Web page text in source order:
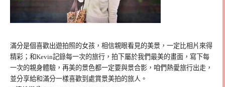
滿分是個喜歡出遊拍照的女孩，相信親眼看見的美景，一定比相片來得
精彩；和Kevin記錄每一次的旅行，拍下屬於我們最美的畫面，寫下每
一次的親身體驗，再美的景色都一定要與景合影，咱們熱愛旅行出走，
並分享給和滿分一樣喜歡到處賞景美拍的旅人。